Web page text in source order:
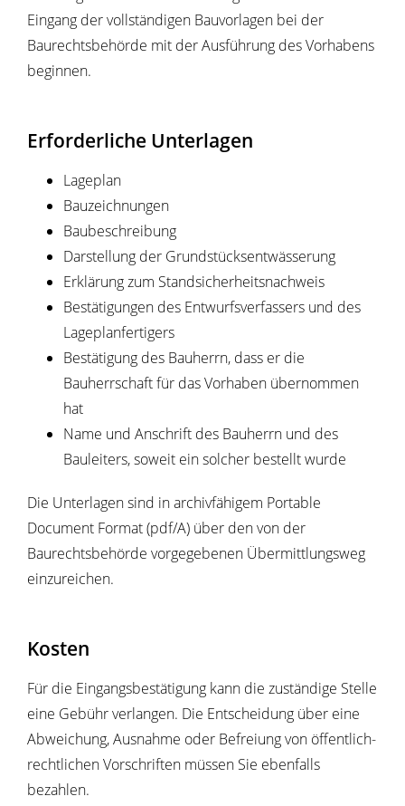
Eingang der vollständigen Bauvorlagen bei der
Baurechtsbehörde mit der Ausführung des Vorhabens
beginnen.
Erforderliche Unterlagen
Lageplan
Bauzeichnungen
Baubeschreibung
Darstellung der Grundstücksentwässerung
Erklärung zum Standsicherheitsnachweis
Bestätigungen des Entwurfsverfassers und des
Lageplanfertigers
Bestätigung des Bauherrn, dass er die
Bauherrschaft für das Vorhaben übernommen
hat
Name und Anschrift des Bauherrn und des
Bauleiters, soweit ein solcher bestellt wurde
Die Unterlagen sind in archivfähigem Portable
Document Format (pdf/A) über den von der
Baurechtsbehörde vorgegebenen Übermittlungsweg
einzureichen.
Kosten
Für die Eingangsbestätigung kann die zuständige Stelle
eine Gebühr verlangen. Die Entscheidung über eine
Abweichung, Ausnahme oder Befreiung von öffentlich-
rechtlichen Vorschriften müssen Sie ebenfalls
bezahlen.